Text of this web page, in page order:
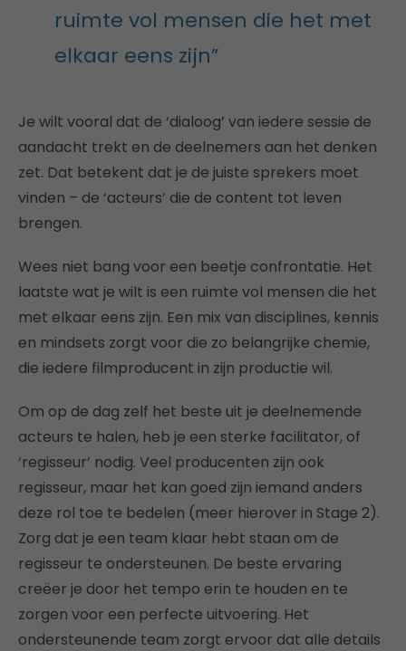
ruimte vol mensen die het met
elkaar eens zijn”
Je wilt vooral dat de ‘dialoog’ van iedere sessie de
aandacht trekt en de deelnemers aan het denken
zet. Dat betekent dat je de juiste sprekers moet
vinden – de ‘acteurs’ die de content tot leven
brengen.
Wees niet bang voor een beetje confrontatie. Het
laatste wat je wilt is een ruimte vol mensen die het
met elkaar eens zijn. Een mix van disciplines, kennis
en mindsets zorgt voor die zo belangrijke chemie,
die iedere filmproducent in zijn productie wil.
Om op de dag zelf het beste uit je deelnemende
acteurs te halen, heb je een sterke facilitator, of
‘regisseur’ nodig. Veel producenten zijn ook
regisseur, maar het kan goed zijn iemand anders
deze rol toe te bedelen (meer hierover in Stage 2).
Zorg dat je een team klaar hebt staan om de
regisseur te ondersteunen. De beste ervaring
creëer je door het tempo erin te houden en te
zorgen voor een perfecte uitvoering. Het
ondersteunende team zorgt ervoor dat alle details